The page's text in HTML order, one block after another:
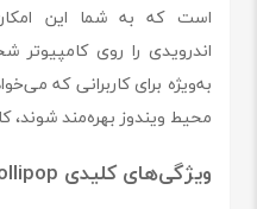
است که به شما این
اندرویدی را روی کامپیوتر
به‌ویژه برای کاربرانی که
محیط ویندوز بهره‌مند شوند،
ویژگی‌های کلیدی amiduos 2 lollipop :